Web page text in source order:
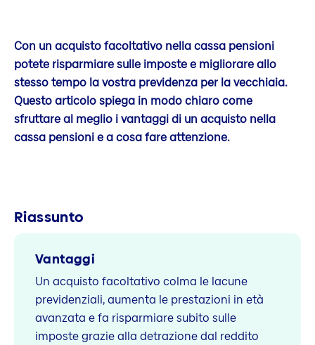
Con un acquisto facoltativo nella cassa pensioni
potete risparmiare sulle imposte e migliorare allo
stesso tempo la vostra previdenza per la vecchiaia.
Questo articolo spiega in modo chiaro come
sfruttare al meglio i vantaggi di un acquisto nella
cassa pensioni e a cosa fare attenzione.
Riassunto
Vantaggi
Un acquisto facoltativo colma le lacune
previdenziali, aumenta le prestazioni in età
avanzata e fa risparmiare subito sulle
imposte grazie alla detrazione dal reddito